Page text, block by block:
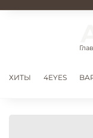
ХИТЫ 4EYES